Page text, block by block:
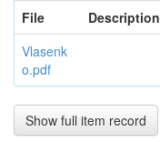
File
Description
Vlasenk
o.pdf
Show full item record